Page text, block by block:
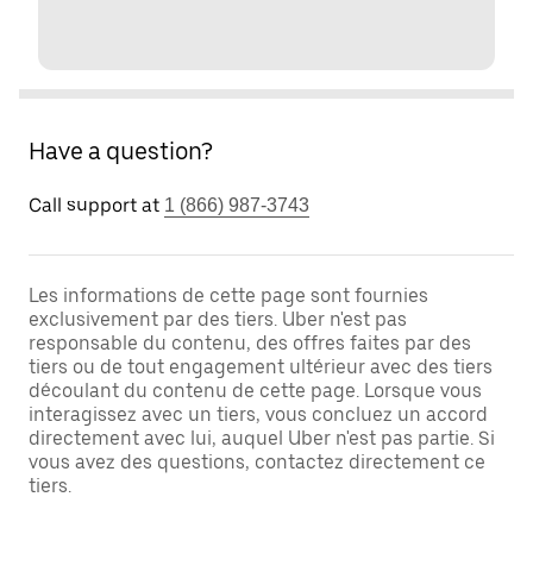
Have a question?
Call support at 1 (866) 987-3743
Les informations de cette page sont fournies
exclusivement par des tiers. Uber n'est pas
responsable du contenu, des offres faites par des
tiers ou de tout engagement ultérieur avec des tiers
découlant du contenu de cette page. Lorsque vous
interagissez avec un tiers, vous concluez un accord
directement avec lui, auquel Uber n'est pas partie. Si
vous avez des questions, contactez directement ce
tiers.